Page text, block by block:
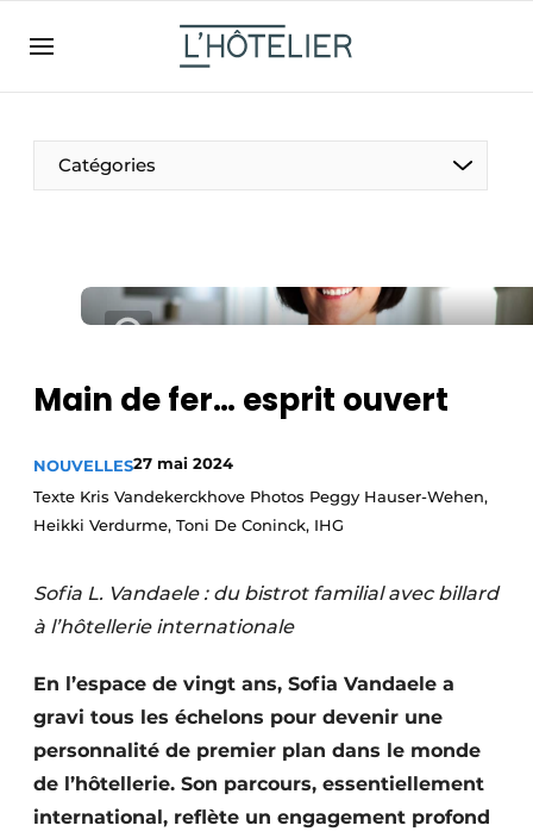
BE
EN
NL
EN
Catégories
Durable & Circulaire
Nettoyage & Entretien
Main de fer… esprit ouvert
NOUVELLES27 mai 2024
Texte Kris Vandekerckhove Photos Peggy Hauser-Wehen,
Heikki Verdurme, Toni De Coninck, IHG
Sofia L. Vandaele : du bistrot familial avec billard
à l’hôtellerie internationale
En l’espace de vingt ans, Sofia Vandaele a
gravi tous les échelons pour devenir une
personnalité de premier plan dans le monde
de l’hôtellerie. Son parcours, essentiellement
international, reflète un engagement profond